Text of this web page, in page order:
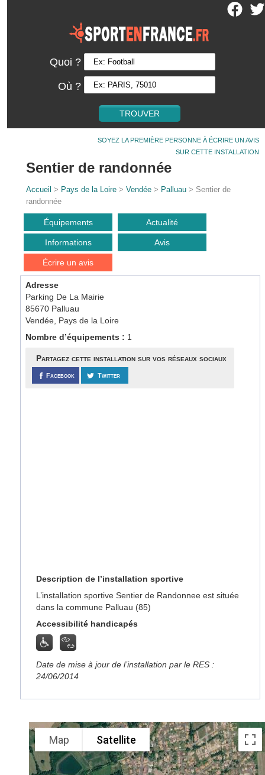
Quoi ?
Où ?
SOYEZ LA PREMIÈRE PERSONNE À ÉCRIRE UN AVIS
SUR CETTE INSTALLATION
Sentier de randonnée
Accueil > Pays de la Loire >Vendée > Palluau > Sentier de
randonnée
Équipements Actualité
Informations Avis
Écrire un avis
Adresse
Parking De La Mairie
85670 Palluau
Vendée, Pays de la Loire
Nombre d’équipements : 1
Partagez cette installation sur vos réseaux sociaux
Facebook Twitter
Description de l’installation sportive
L’installation sportive Sentier de Randonnee est située
dans la commune Palluau (85)
Accessibilité handicapés
Date de mise à jour de l’installation par le RES :
24/06/2014
Map Satellite